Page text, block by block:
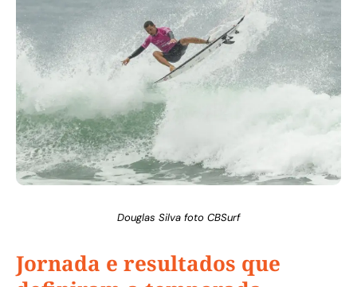
Douglas Silva foto CBSurf
Jornada e resultados que